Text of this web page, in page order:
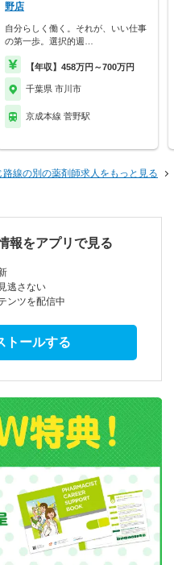
野店
自分らしく働く。それが、いい仕事
の第一歩。選択的週…
【年収】458万円～700万円
千葉県 市川市
京成本線 菅野駅
路線の別の薬剤師求人をもっと見る
報をアプリで見る
逃さない
ンツを配信中
トールする